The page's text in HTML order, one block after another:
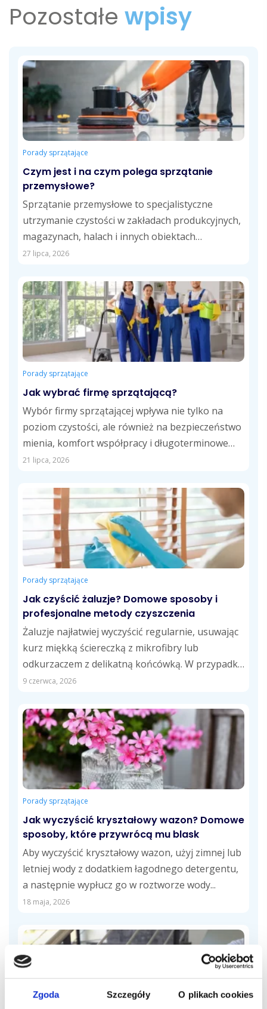
Zgoda Szczegóły O plikach cookies
Pozostałe wpisy
Porady sprzątające
Czym jest i na czym polega sprzątanie
przemysłowe?
Sprzątanie przemysłowe to specjalistyczne
utrzymanie czystości w zakładach produkcyjnych,
magazynach, halach i innych obiektach
przemysłowych. Obejmuje usuwanie pyłów,
27 lipca, 2026
Porady sprzątające
Jak wybrać firmę sprzątającą?
Wybór firmy sprzątającej wpływa nie tylko na
poziom czystości, ale również na bezpieczeństwo
mienia, komfort współpracy i długoterminowe
koszty usług....
21 lipca, 2026
Porady sprzątające
Jak czyścić żaluzje? Domowe sposoby i
profesjonalne metody czyszczenia
Żaluzje najłatwiej wyczyścić regularnie, usuwając
kurz miękką ściereczką z mikrofibry lub
odkurzaczem z delikatną końcówką. W przypadku
tłustych zabrudzeń skuteczne...
9 czerwca, 2026
Porady sprzątające
Jak wyczyścić kryształowy wazon? Domowe
sposoby, które przywrócą mu blask
Aby wyczyścić kryształowy wazon, użyj zimnej lub
letniej wody z dodatkiem łagodnego detergentu,
a następnie wypłucz go w roztworze wody...
18 maja, 2026